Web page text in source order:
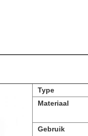
Type
Materiaal
Gebruik